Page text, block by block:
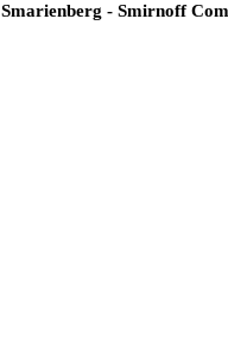
Smarienberg - Smirnoff